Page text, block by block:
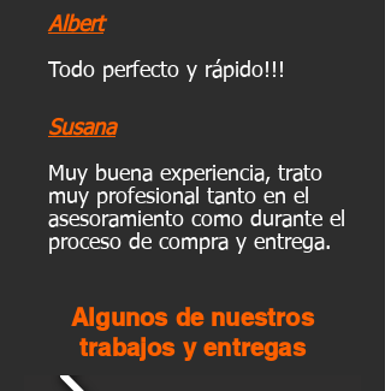
Albert
Todo perfecto y rápido!!!
Susana
Muy buena experiencia, trato
muy profesional tanto en el
asesoramiento como durante el
proceso de compra y entrega.
Algunos de nuestros
trabajos y entregas